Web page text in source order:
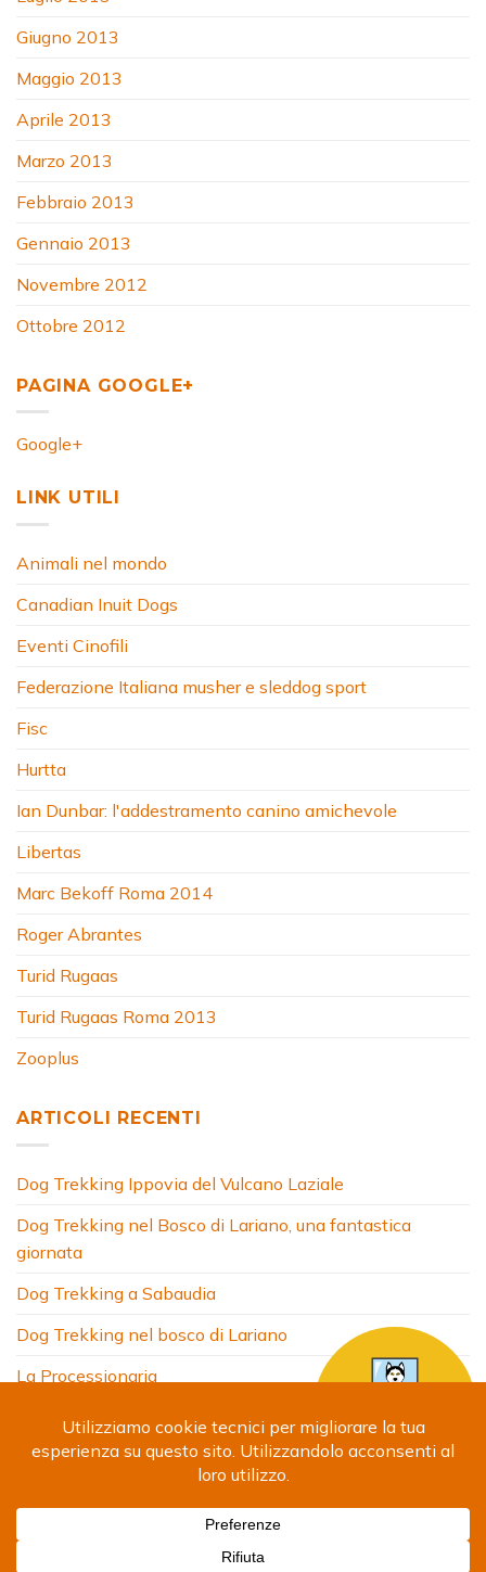
Giugno 2013
Maggio 2013
Aprile 2013
Marzo 2013
Febbraio 2013
Gennaio 2013
Novembre 2012
Ottobre 2012
PAGINA GOOGLE+
Google+
LINK UTILI
Animali nel mondo
Canadian Inuit Dogs
Eventi Cinofili
Federazione Italiana musher e sleddog sport
Fisc
Hurtta
Ian Dunbar: l'addestramento canino amichevole
Libertas
Marc Bekoff Roma 2014
Roger Abrantes
Turid Rugaas
Turid Rugaas Roma 2013
Zooplus
ARTICOLI RECENTI
Dog Trekking Ippovia del Vulcano Laziale
Dog Trekking nel Bosco di Lariano, una fantastica
giornata
Dog Trekking a Sabaudia
Dog Trekking nel bosco di Lariano
La Processionaria
COSA FACCIO
SITI AMICI
CONTATTI
Copyright 2024 © Debora Segna. Designed by